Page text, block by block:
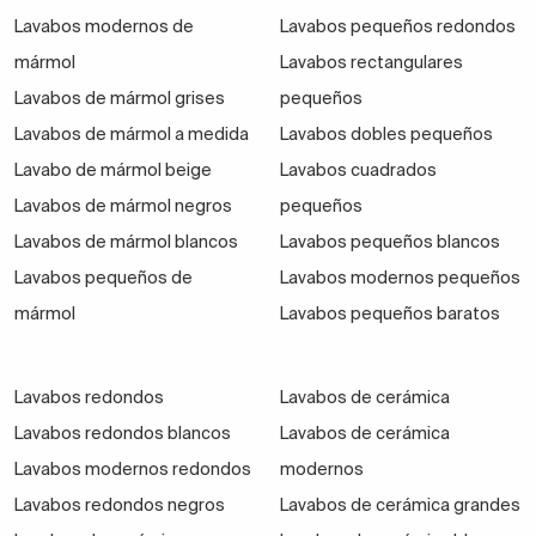
Todas las opciones de lavabos de
baño a tu alcance
poder escoger entre todas las opciones de lavabos
para baño y acertar, ten en cuenta primeroelmueble
de bañocon el que lo quieres combinar
grifería .
Lavabos modernos de
mármol
Lavabos de mármol grises
Lavabos de mármol a medida
Lavabo de mármol beige
Lavabos de mármol negros
Lavabos de mármol blancos
Lavabos pequeños de
mármol
Lavabos pequeños redondos
Lavabos rectangulares
pequeños
Lavabos dobles pequeños
Lavabos cuadrados
pequeños
Lavabos pequeños blancos
Lavabos modernos pequeños
Lavabos pequeños baratos
Lavabos redondos
Lavabos redondos blancos
Lavabos modernos redondos
Lavabos redondos negros
Lavabos de cerámica
Lavabos de cerámica
modernos
Lavabos de cerámica grandes